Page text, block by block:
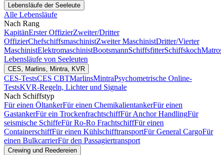
Lebensläufe der Seeleute
Alle Lebensläufe
Nach Rang
KapitänErster OffizierZweiter/Dritter
OffizierChefschiffsmaschinistZweiter MaschinistDritter/Vierter
MaschinistElektromaschinistBootsmannSchiffsfitterSchiffskoch
Lebensläufe von Seeleuten
CES, Marlins, Mintra, KVR
CES-TestsCES CBTMarlinsMintraPsychometrische Online-
TestsKVR-Regeln, Lichter und Signale
Nach Schiffstyp
Für einen ÖltankerFür einen ChemikalientankerFür einen
GastankerFür ein TrockenfrachtschiffFür Anchor HandlingFür
seismische SchiffeFür Ro-Ro FrachtschiffFür einen
ContainerschiffFür einen KühlschifftransportFür General CargoFür
einen BulkcarrierFür den Passagiertransport
Crewing und Reedereien